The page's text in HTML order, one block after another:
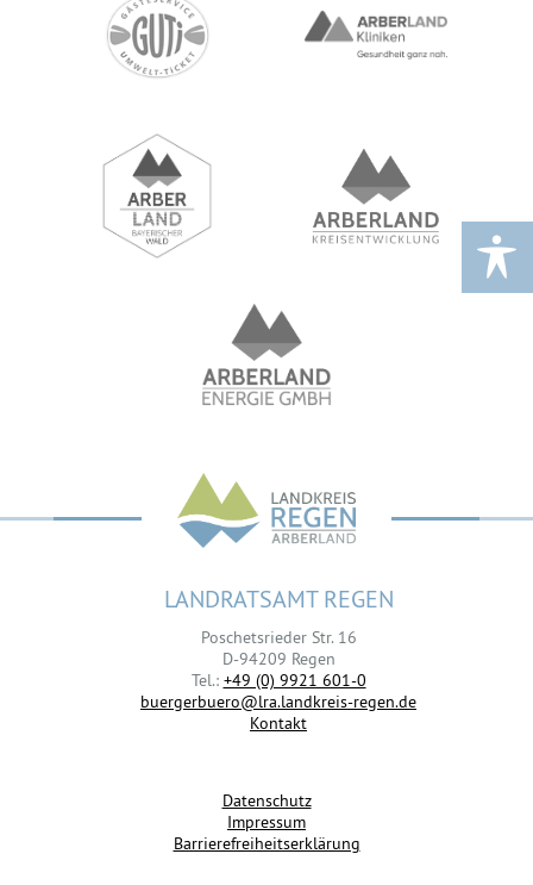
LANDRATSAMT REGEN
Poschetsrieder Str. 16
D-94209 Regen
Tel.: +49 (0) 9921 601-0
buergerbuero@lra.landkreis-regen.de
Kontakt
Datenschutz
Impressum
Barrierefreiheitserklärung